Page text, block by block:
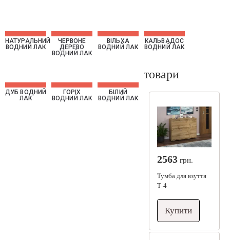
НАТУРАЛЬНИЙ
ВОДНИЙ ЛАК
ЧЕРВОНЕ
ДЕРЕВО
ВОДНИЙ ЛАК
ВІЛЬXА
ВОДНИЙ ЛАК
КАЛЬВАДОС
ВОДНИЙ ЛАК
ДУБ ВОДНИЙ
ЛАК
ГОРІX
ВОДНИЙ ЛАК
БІЛИЙ
ВОДНИЙ ЛАК
товари
2563 грн.
Тумба для взуття
Т-4
Купити